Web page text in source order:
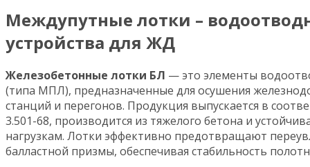
Междупутные лотки –
устройства для ЖД
Железобетонные лотки БЛ — это элементы
(типа МПЛ), предназначенные для осушения
станций и перегонов. Продукция выпускается в
3.501-68, производится из тяжелого бетона и
нагрузкам. Лотки эффективно предотвращают
балластной призмы, обеспечивая стабильность